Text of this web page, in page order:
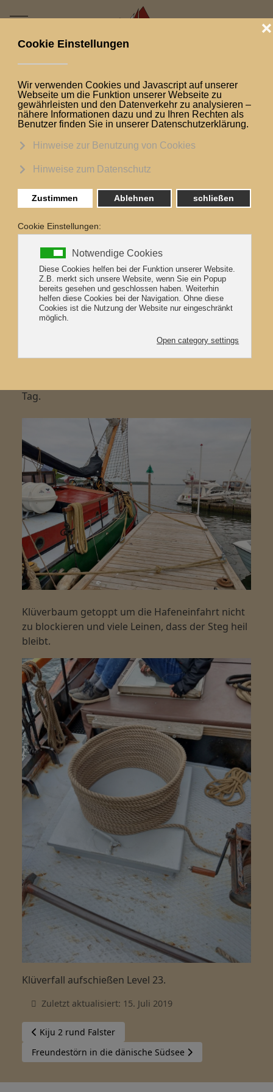
Mobile Menu Toggle
Aktuelle Seite:
Grüße aus Guldborg
Grüße aus Guldborg
Grüße aus Guldborg
Liebe Grüße vom ersten Kiju Reisen Jugendtörn
für dieses Jahr. Gestartet in Laboe, geht es bis
Ende der Woche nach Wismar.
Heute festgemacht haben wir in Guldborg am
nördlichen Ende des wunderbaren Guldborg
Sunds.
Nach einem aufwändigen Ablegemanöver in
Langö (ein Hafen, der eigentlich ein bisschen zu
klein ist) sind wir den ganzen Tag vor dem Wind
Tag.
Klüverbaum getoppt um die Hafeneinfahrt nicht
zu blockieren und viele Leinen, dass der Steg heil
bleibt.
Klüverfall aufschießen Level 23.
Zuletzt aktualisiert: 15. Juli 2019
Vorheriger Beitrag: Kiju 2 rund Falster
Kiju 2 rund Falster
Nächster Beitrag: Freundestörn in die dänische Südsee
Freundestörn in die dänische Südsee